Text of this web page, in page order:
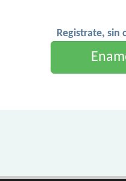
Registrate, sin